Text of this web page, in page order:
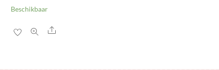
Beschikbaar
Share